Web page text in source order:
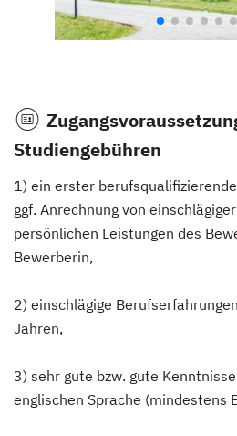
Studiengebühren
1) ein erster
ggf. Anrechnung von
persönlichen Leistungen des
Bewerberin,
2) einschlägige
Jahren,
3) sehr gute bzw. gute
englischen Sprache (mindestens